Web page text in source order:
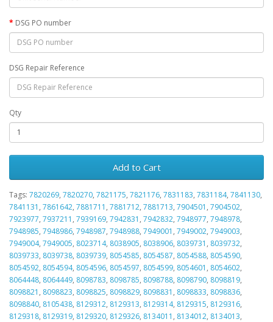
DSG PO number
DSG Repair Reference
Qty
Add to Cart
Tags: 7820269, 7820270, 7821175, 7821176, 7831183, 7831184, 7841130,
7841131 , 7861642, 7881711 , 7881712, 7881713, 7904501 , 7904502,
7923977, 7937211 , 7939169, 7942831 , 7942832, 7948977, 7948978,
7948985, 7948986, 7948987, 7948988, 7949001 , 7949002, 7949003,
7949004, 7949005, 8023714, 8038905, 8038906, 8039731 , 8039732,
8039733, 8039738, 8039739, 8054585, 8054587, 8054588, 8054590,
8054592, 8054594, 8054596, 8054597, 8054599, 8054601 , 8054602,
8064448, 8064449, 8098783, 8098785, 8098788, 8098790, 8098819,
8098821 , 8098823, 8098825, 8098829, 8098831 , 8098833, 8098836,
8098840, 8105438, 8129312, 8129313, 8129314, 8129315, 8129316,
8129318, 8129319, 8129320, 8129326, 8134011 , 8134012, 8134013,